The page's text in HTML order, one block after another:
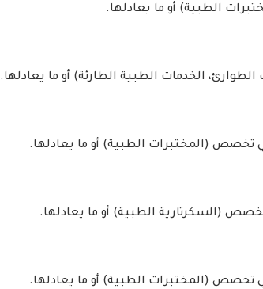
الطبية) أو ما يعادلها.
الخدمات الطبية الطارئة) أو ما يعادلها.
تخصص (المختبرات الطبية) أو ما يعادلها.
(السكرتارية الطبية) أو ما يعادلها.
تخصص (المختبرات الطبية) أو ما يعادلها.